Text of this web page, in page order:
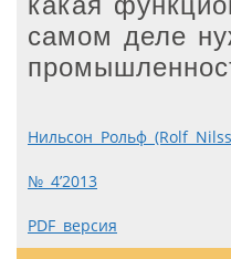
самом деле
Нильсон Рольф (Rolf
№ 4’2013
PDF версия